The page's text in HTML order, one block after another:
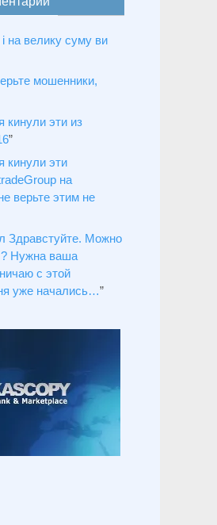
і на велику суму ви
мошенники,
кинули эти из
”
кинули эти
на
верьте этим не
Здравстуйте. Можно
? Нужна ваша
с этой
уже начались…”